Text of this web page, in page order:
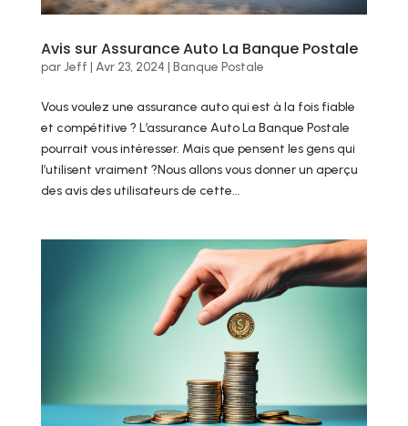
Avis sur Assurance Auto La Banque Postale
parJeff | Avr 23, 2024 | Banque Postale
Vous voulez une assurance auto qui est à la fois fiable
et compétitive ? L’assurance Auto La Banque Postale
pourrait vous intéresser. Mais que pensent les gens qui
l’utilisent vraiment ?Nous allons vous donner un aperçu
des avis des utilisateurs de cette...